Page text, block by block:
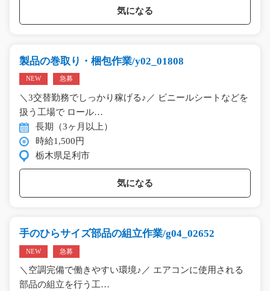
気になる
製品の巻取り・梱包作業/y02_01808
NEW 急募
＼3交替勤務でしっかり稼げる♪／ ビニールシートなどを
扱う工場で ロール…
長期（3ヶ月以上）
時給1,500円
栃木県足利市
気になる
手のひらサイズ部品の組立作業/g04_02652
NEW 急募
＼空調完備で働きやすい環境♪／ エアコンに使用される
部品の組立を行う工…